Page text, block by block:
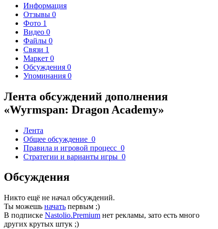
Информация
Отзывы 0
Фото 1
Видео 0
Файлы 0
Связи 1
Маркет 0
Обсуждения 0
Упоминания 0
Лента обсуждений дополнения
«Wyrmspan: Dragon Academy»
Лента
Общее обсуждение 0
Правила и игровой процесс 0
Стратегии и варианты игры 0
Обсуждения
Никто ещё не начал обсуждений.
Ты можешь начать первым ;)
В подписке Nastolio.Premium нет рекламы, зато есть много
других крутых штук ;)